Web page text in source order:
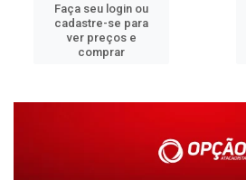
Faça seu login ou
cadastre-se para
ver preços e
comprar